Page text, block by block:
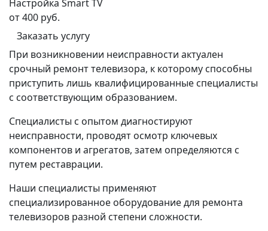
Настройка Smart TV
от 400 руб.
Заказать услугу
При возникновении неисправности актуален
срочный ремонт телевизора, к которому способны
приступить лишь квалифицированные специалисты
с соответствующим образованием.
Специалисты с опытом диагностируют
неисправности, проводят осмотр ключевых
компонентов и агрегатов, затем определяются с
путем реставрации.
Наши специалисты применяют
специализированное оборудование для ремонта
телевизоров разной степени сложности.